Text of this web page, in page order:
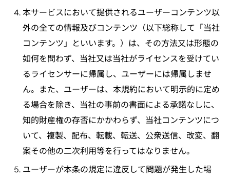
本サービスにおいて提供されるユーザーコンテンツ以
外の全ての情報及びコンテンツ（以下総称して「当社
コンテンツ」といいます。）は、その方法又は形態の
如何を問わず、当社又は当社がライセンスを受けてい
るライセンサーに帰属し、ユーザーには帰属しませ
ん。また、ユーザーは、本規約において明示的に定め
る場合を除き、当社の事前の書面による承諾なしに、
知的財産権の存否にかかわらず、当社コンテンツにつ
いて、複製、配布、転載、転送、公衆送信、改変、翻
案その他の二次利用等を行ってはなりません。
ユーザーが本条の規定に違反して問題が発生した場